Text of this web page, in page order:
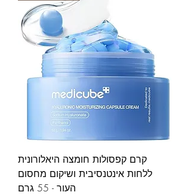
קרם קפסולות חומצה היאלורונית
ללחות אינטנסיבית ושיקום מחסום
העור - 55 גרם